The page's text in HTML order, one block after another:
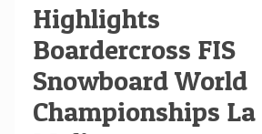
Highlights
Boardercross FIS
Snowboard World
Championships La